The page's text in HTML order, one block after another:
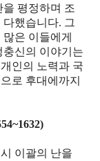
평정하며 조
했습니다. 그
은 이들에게
충신의 이야기는
인의 노력과 국
로 후대에까지
이괄의 난을